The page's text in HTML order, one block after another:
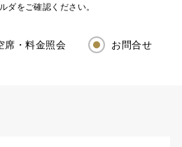
ダをご確認ください。
席・料金照会 お問合せ